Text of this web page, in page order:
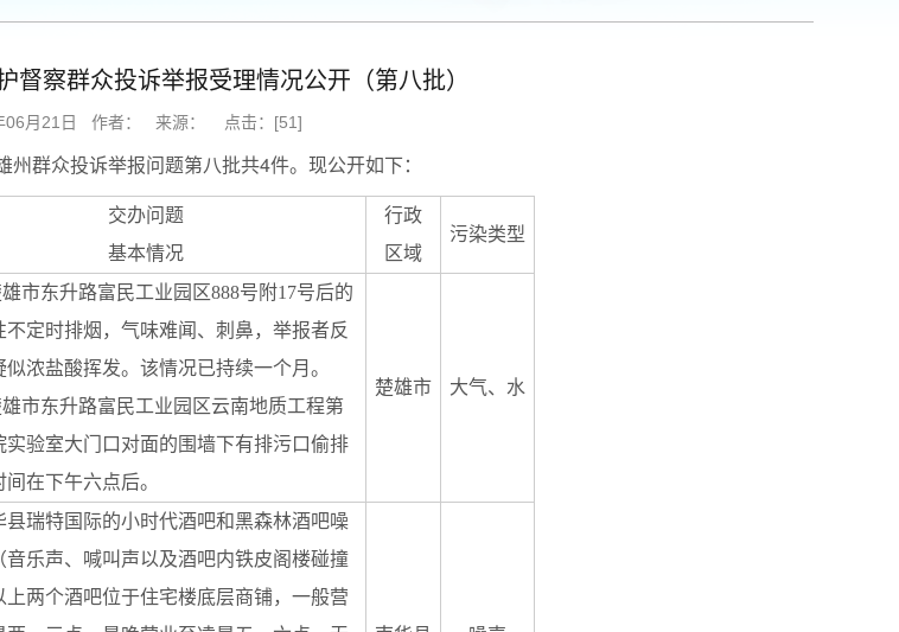
督察群众投诉举报受理情况公开（第八批）
06月21日 作者： 来源： 点击：[51]
群众投诉举报问题第八批共4件。现公开如下：
交办问题
基本情况
行政
区域
污染类型
市东升路富民工业园区888号附17号后的
不定时排烟，气味难闻、刺鼻，举报者反
似浓盐酸挥发。该情况已持续一个月。
雄市东升路富民工业园区云南地质工程第
实验室大门口对面的围墙下有排污口偷排
在下午六点后。
楚雄市 大气、水
县瑞特国际的小时代酒吧和黑森林酒吧噪
音乐声、喊叫声以及酒吧内铁皮阁楼碰撞
上两个酒吧位于住宅楼底层商铺，一般营